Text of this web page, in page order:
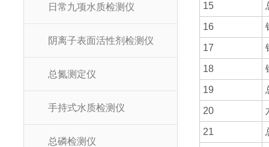
日常九项水质检测仪
阴离子表面活性剂检测仪
总氮测定仪
手持式水质检测仪
总磷检测仪
15
16
17
18
19
20
21